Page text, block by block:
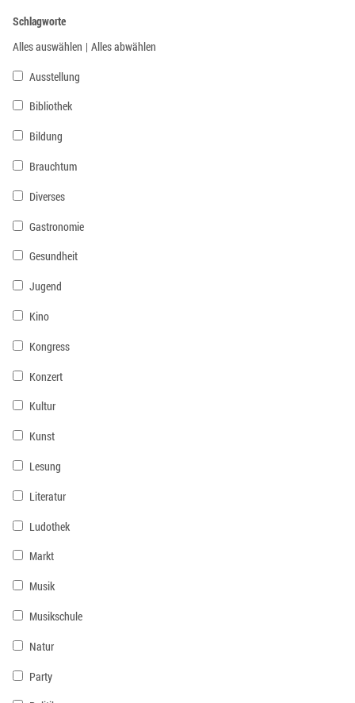
Schlagworte
Alles auswählen | Alles abwählen
Ausstellung
Bibliothek
Bildung
Brauchtum
Diverses
Gastronomie
Gesundheit
Jugend
Kino
Kongress
Konzert
Kultur
Kunst
Lesung
Literatur
Ludothek
Markt
Musik
Musikschule
Natur
Party